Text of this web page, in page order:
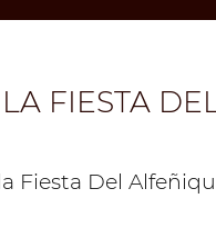
FIESTA
Fiesta Del